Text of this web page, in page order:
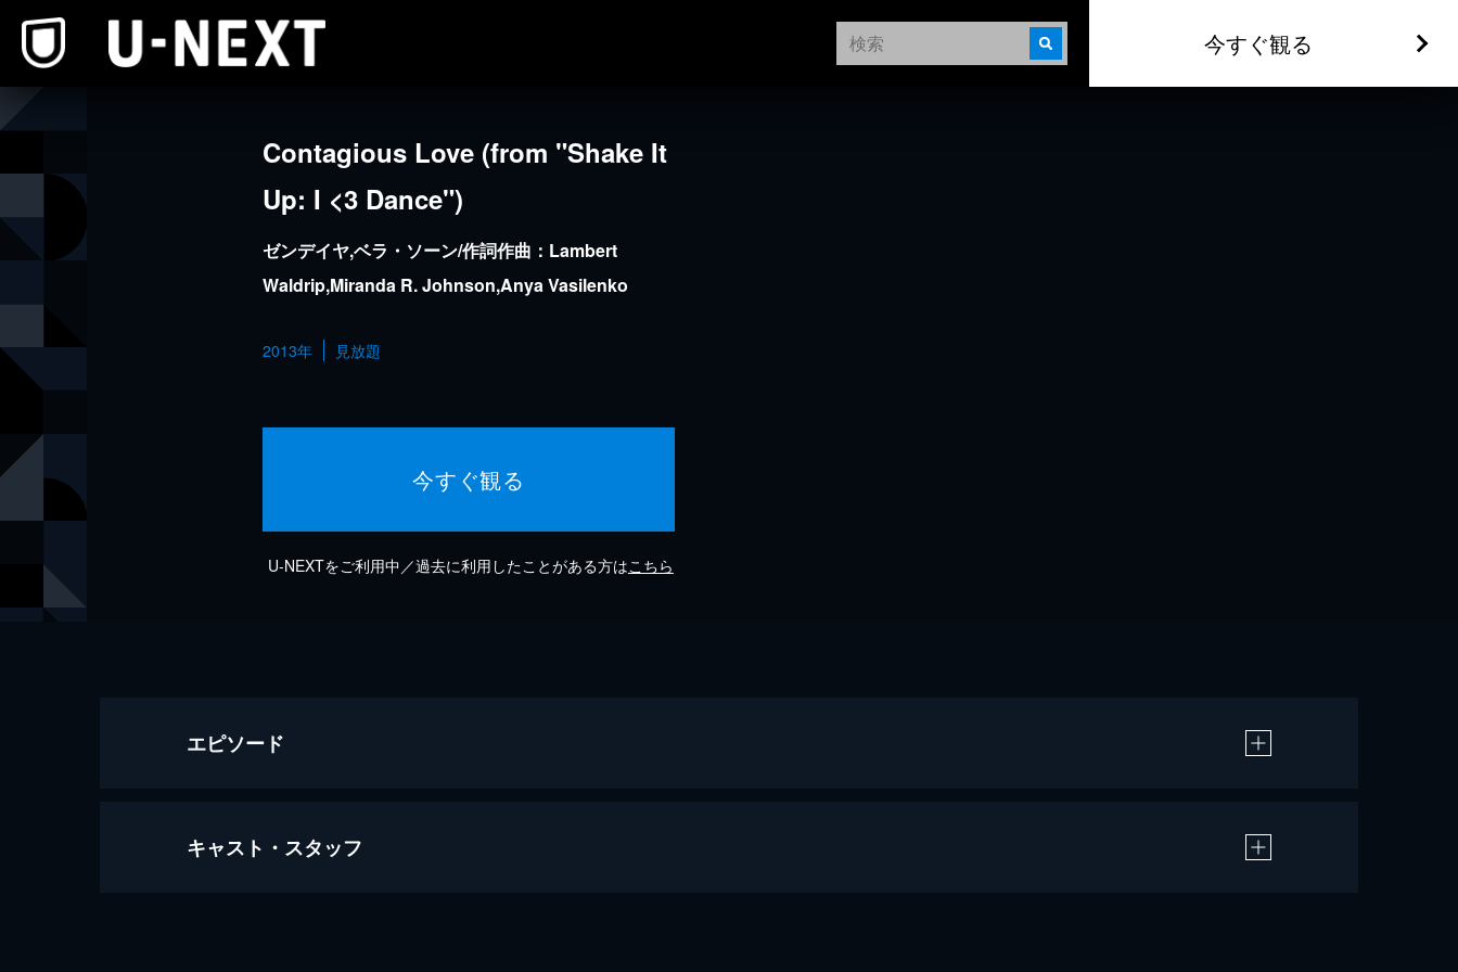
今すぐ観る
Contagious Love (from "Shake It
Up: I <3 Dance")
ゼンデイヤ,ベラ・ソーン/作詞作曲：Lambert
Waldrip,Miranda R. Johnson,Anya Vasilenko
2013年 見放題
今すぐ観る
U-NEXTをご利用中／過去に利用したことがある方はこちら
エピソード
Contagious Love (from "Shake It Up: I <3 Dance")
キャスト・スタッフ